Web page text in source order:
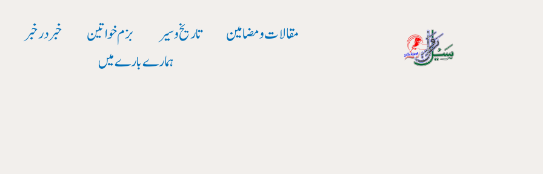
مقالات و مضامین تاریخ وسیر بزم خواتین خبر در خبر
ہمارے بارے میں